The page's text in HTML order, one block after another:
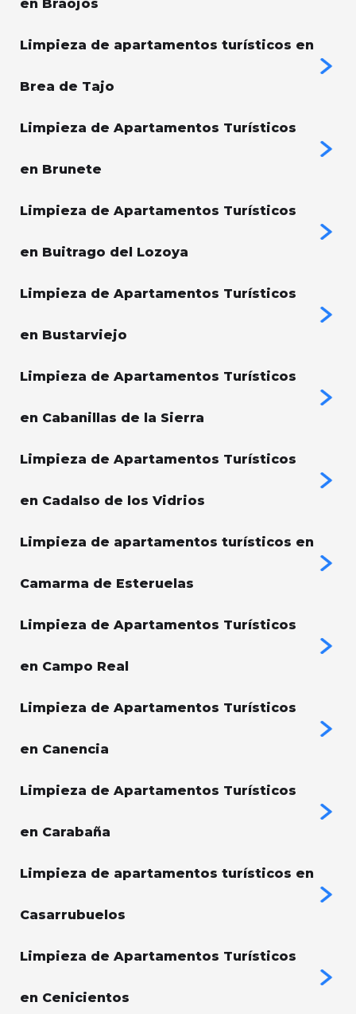
en Braojos
Limpieza de apartamentos turísticos en
Brea de Tajo
Limpieza de Apartamentos Turísticos
en Brunete
Limpieza de Apartamentos Turísticos
en Buitrago del Lozoya
Limpieza de Apartamentos Turísticos
en Bustarviejo
Limpieza de Apartamentos Turísticos
en Cabanillas de la Sierra
Limpieza de Apartamentos Turísticos
en Cadalso de los Vidrios
Limpieza de apartamentos turísticos en
Camarma de Esteruelas
Limpieza de Apartamentos Turísticos
en Campo Real
Limpieza de Apartamentos Turísticos
en Canencia
Limpieza de Apartamentos Turísticos
en Carabaña
Limpieza de apartamentos turísticos en
Casarrubuelos
Limpieza de Apartamentos Turísticos
en Cenicientos